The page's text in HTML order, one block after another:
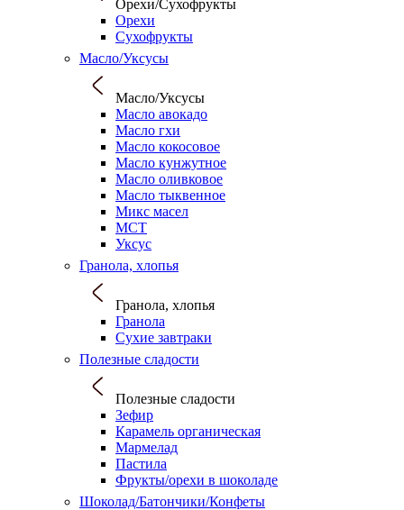
Орехи/Сухофрукты
Орехи
Сухофрукты
Масло/Уксусы
Масло/Уксусы
Масло авокадо
Масло гхи
Масло кокосовое
Масло кунжутное
Масло оливковое
Масло тыквенное
Микс масел
МСТ
Уксус
Гранола, хлопья
Гранола, хлопья
Гранола
Сухие завтраки
Полезные сладости
Полезные сладости
Зефир
Карамель органическая
Мармелад
Пастила
Фрукты/орехи в шоколаде
Шоколад/Батончики/Конфеты